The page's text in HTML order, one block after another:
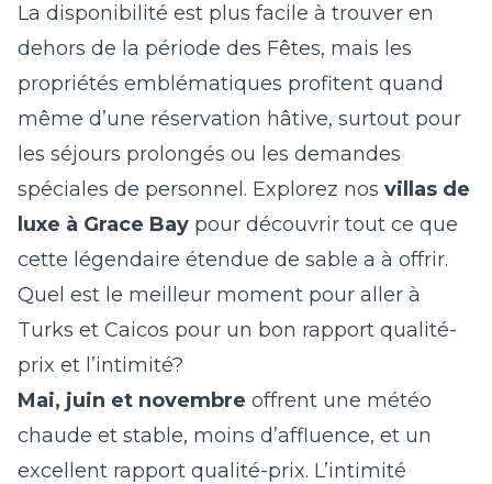
La disponibilité est plus facile à trouver en
dehors de la période des Fêtes, mais les
propriétés emblématiques profitent quand
même d’une réservation hâtive, surtout pour
les séjours prolongés ou les demandes
spéciales de personnel. Explorez nos villas de
luxe à Grace Bay pour découvrir tout ce que
cette légendaire étendue de sable a à offrir.
Quel est le meilleur moment pour aller à
Turks et Caicos pour un bon rapport qualité-
prix et l’intimité?
Mai, juin et novembre offrent une météo
chaude et stable, moins d’affluence, et un
excellent rapport qualité-prix. L’intimité